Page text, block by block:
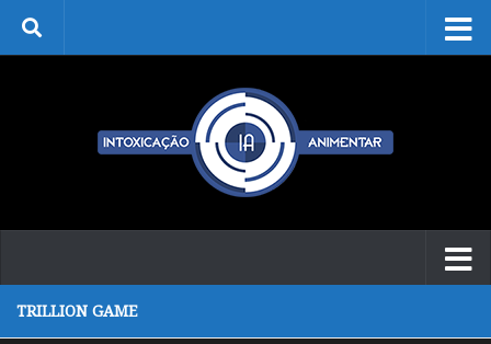
Skip to content
TRILLION GAME